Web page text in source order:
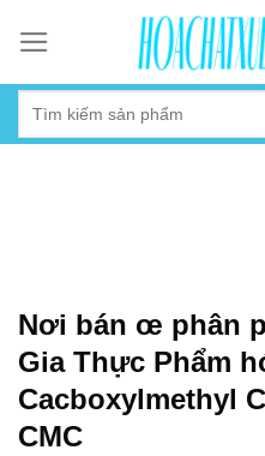
content
Nơi bán œ phân
Gia Thực Phẩm
Cacboxylmethyl
CMC